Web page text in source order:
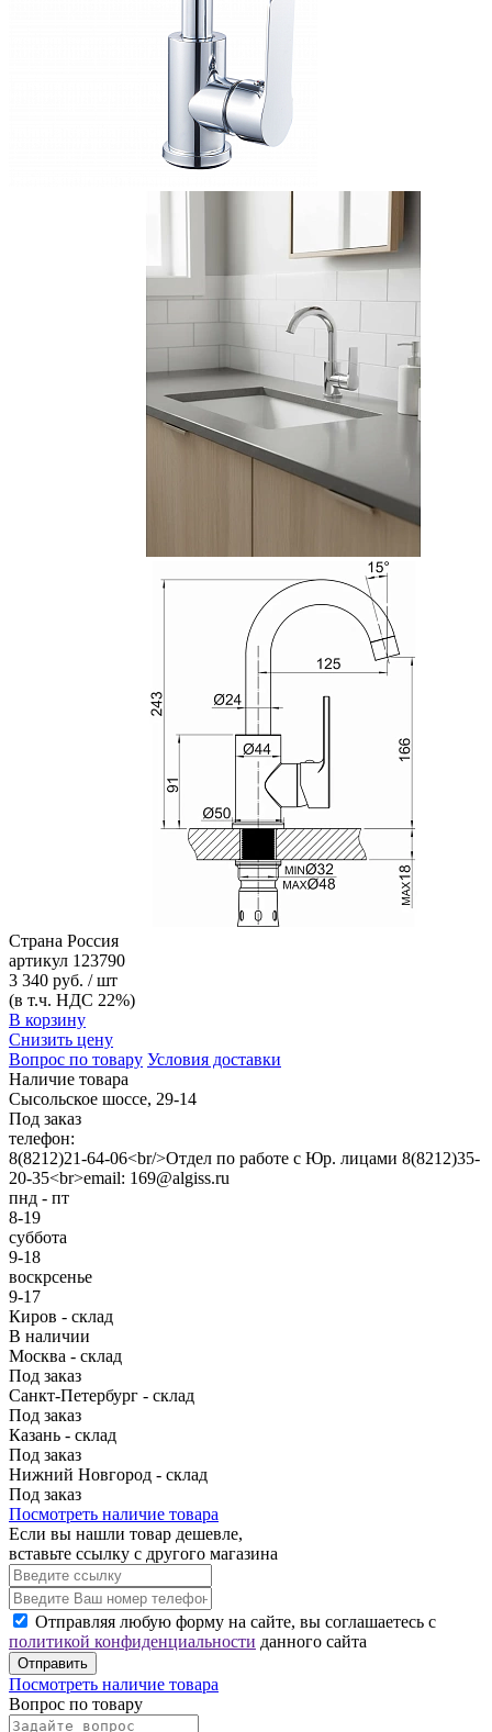
Страна Россия
артикул 123790
3 340 руб. / шт
(в т.ч. НДС 22%)
В корзину
Снизить цену
Вопрос по товару Условия доставки
Наличие товара
Сысольское шоссе, 29-14
Под заказ
телефон:
8(8212)21-64-06<br/>Отдел по работе с Юр. лицами 8(8212)35-
20-35<br>email: 169@algiss.ru
пнд - пт
8-19
суббота
9-18
воскрсенье
9-17
Киров - склад
В наличии
Москва - склад
Под заказ
Санкт-Петербург - склад
Под заказ
Казань - склад
Под заказ
Нижний Новгород - склад
Под заказ
Посмотреть наличие товара
Если вы нашли товар дешевле,
вставьте ссылку с другого магазина
Отправляя любую форму на сайте, вы соглашаетесь с
политикой конфиденциальности данного сайта
Отправить
Посмотреть наличие товара
Вопрос по товару